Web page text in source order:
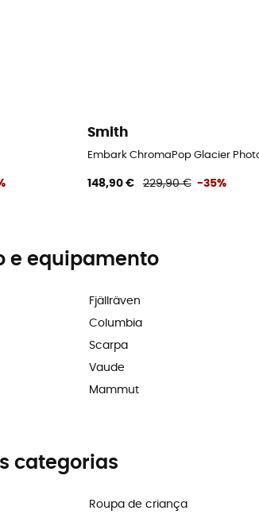
Smith
Embark ChromaPop Glacier
148,90 € 229,90 € -35%
e equipamento
Fjällräven
Columbia
Scarpa
Vaude
Mammut
categorias
Roupa de criança